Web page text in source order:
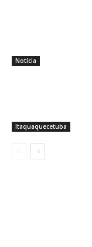
Notícia
Itaquaquecetuba